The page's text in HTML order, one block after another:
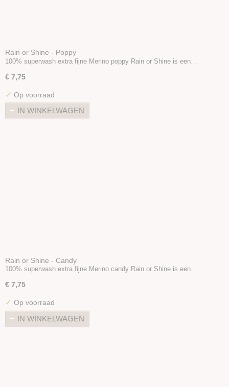
Rain or Shine - Poppy
100% superwash extra fijne Merino poppy Rain or Shine is een…
€ 7,75
✓ Op voorraad
IN WINKELWAGEN
Rain or Shine - Candy
100% superwash extra fijne Merino candy Rain or Shine is een…
€ 7,75
✓ Op voorraad
IN WINKELWAGEN